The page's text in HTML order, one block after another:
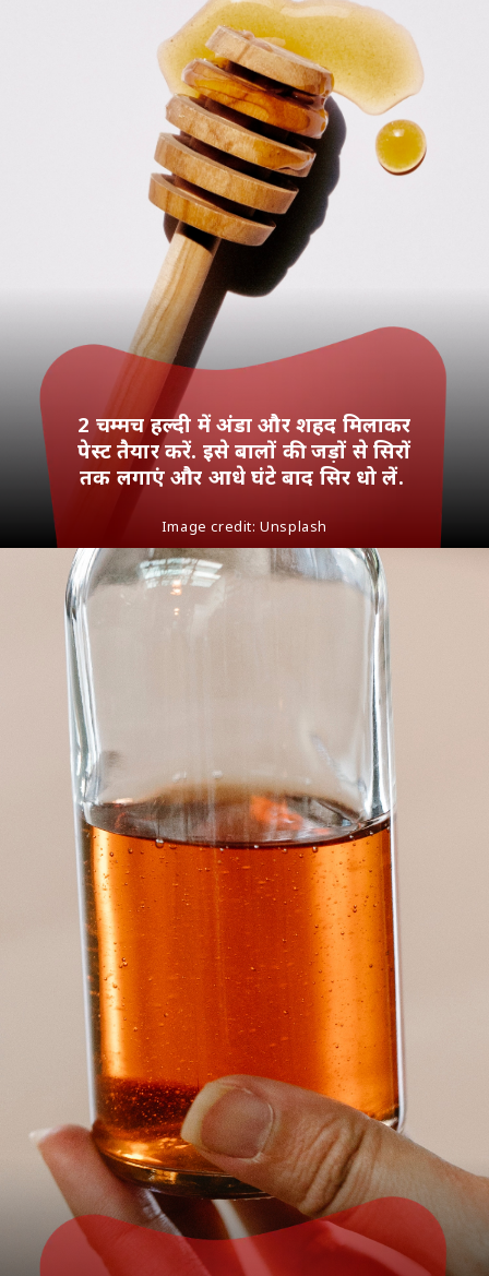
2 चम्मच हल्दी में अंडा और शहद मिलाकर
पेस्ट तैयार करें. इसे बालों की जड़ों से सिरों
तक लगाएं और आधे घंटे बाद सिर धो लें.
Image credit: Unsplash